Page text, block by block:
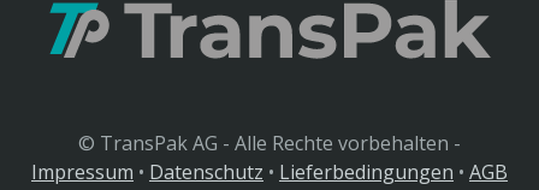
© TransPak AG - Alle Rechte vorbehalten -
Impressum • Datenschutz • Lieferbedingungen • AGB